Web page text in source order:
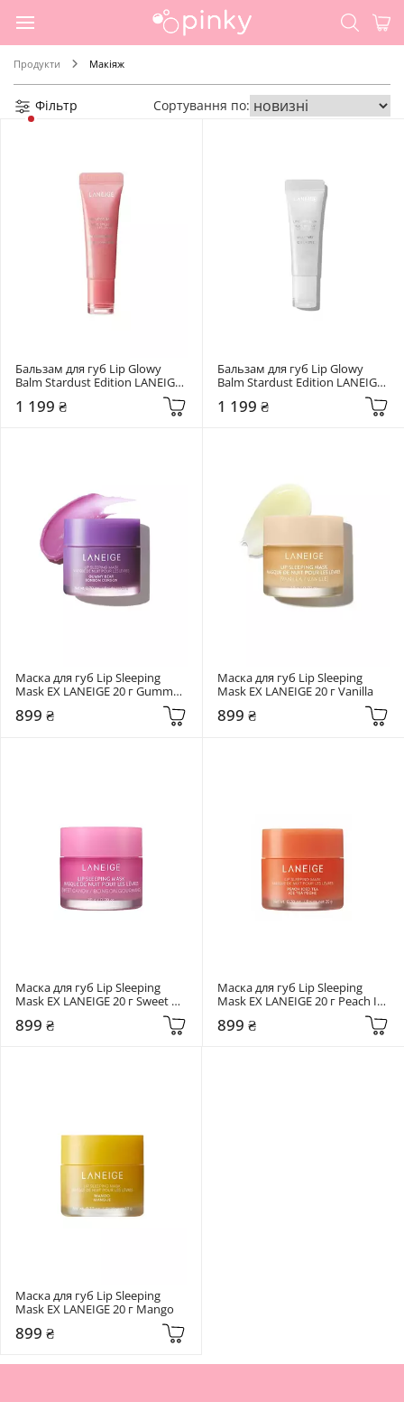
Продукти Макіяж
Фільтр Сортування по:
Бальзам для губ Lip Glowy
Balm Stardust Edition LANEIGE
1 199 ₴
Бальзам для губ Lip Glowy
Balm Stardust Edition LANEIGE
1 199 ₴
Маска для губ Lip Sleeping
Mask EX LANEIGE 20 г Gummy
899 ₴
Маска для губ Lip Sleeping
Mask EX LANEIGE 20 г Vanilla
899 ₴
Маска для губ Lip Sleeping
Mask EX LANEIGE 20 г Sweet
899 ₴
Маска для губ Lip Sleeping
Mask EX LANEIGE 20 г Peach Ice
899 ₴
Маска для губ Lip Sleeping
Mask EX LANEIGE 20 г Mango
899 ₴